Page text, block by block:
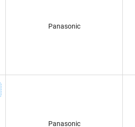
Panasonic
Panasonic